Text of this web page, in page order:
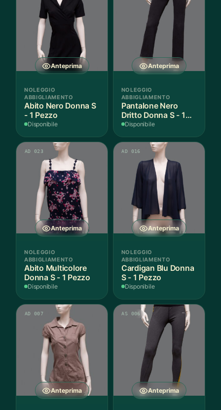
Anteprima
NOLEGGIO
ABBIGLIAMENTO
Abito Nero Donna S
- 1 Pezzo
Disponibile
Anteprima
NOLEGGIO
ABBIGLIAMENTO
Pantalone Nero
Dritto Donna S - 1
Paio
Disponibile
Anteprima
AD 023
NOLEGGIO
ABBIGLIAMENTO
Abito Multicolore
Donna S - 1 Pezzo
Disponibile
Anteprima
AD 016
NOLEGGIO
ABBIGLIAMENTO
Cardigan Blu Donna
S - 1 Pezzo
Disponibile
Anteprima
AD 007
Anteprima
AS 006